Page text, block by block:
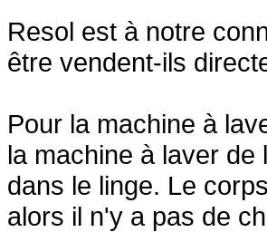
Resol est à notre
être vendent-ils
Pour la machine à
la machine à laver
dans le linge. Le
alors il n'y a pas de